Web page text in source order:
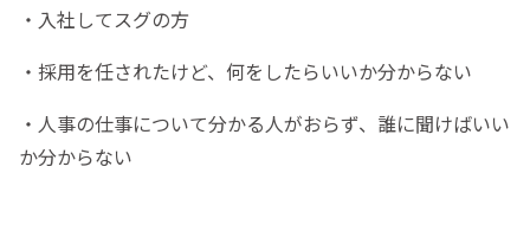
・入社してスグの方
・採用を任されたけど、何をしたらいいか分からない
・人事の仕事について分かる人がおらず、誰に聞けばいい
か分からない